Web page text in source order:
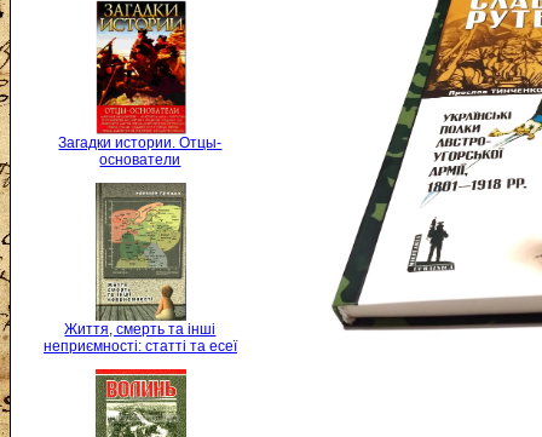
Загадки истории. Отцы-
основатели
Життя, смерть та інші
неприємності: статті та есеї